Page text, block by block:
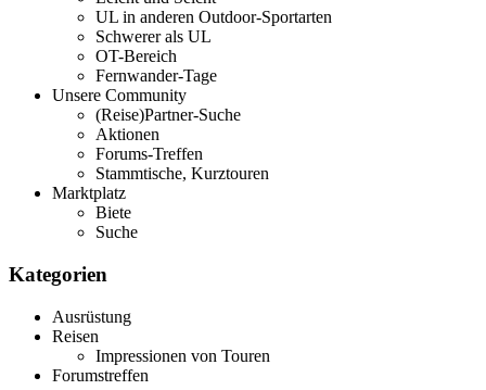
UL in anderen Outdoor-Sportarten
Schwerer als UL
OT-Bereich
Fernwander-Tage
Unsere Community
(Reise)Partner-Suche
Aktionen
Forums-Treffen
Stammtische, Kurztouren
Marktplatz
Biete
Suche
Kategorien
Ausrüstung
Reisen
Impressionen von Touren
Forumstreffen